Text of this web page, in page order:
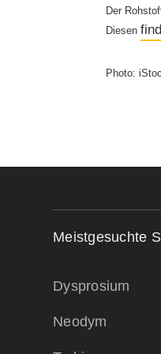
Der
Diesen
Photo:
Meistgesuchte
Dysprosium
Neodym